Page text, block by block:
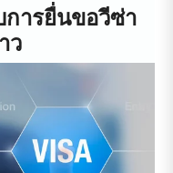
ารยื่นขอวีซ่า
ว